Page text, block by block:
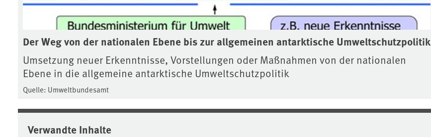
Der Weg von der nationalen Ebene bis zur allgemeinen antarktische Umweltschutzpolitik
Umsetzung neuer Erkenntnisse, Vorstellungen oder Maßnahmen von der nationalen
Ebene in die allgemeine antarktische Umweltschutzpolitik
Quelle: Umweltbundesamt
Verwandte Inhalte